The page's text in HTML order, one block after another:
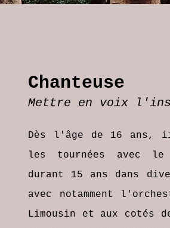
Chanteuse
Mettre en voix
Dès l'âge de 16 ans,
les tournées avec le
durant 15 ans dans
avec notamment
Limousin et aux cotés